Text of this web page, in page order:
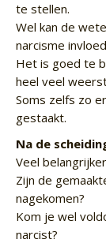
te stellen.
Wel kan de
narcisme
Het is goed te
heel veel
Soms zelfs zo
gestaakt.
Na de
Veel
Zijn de
nagekomen?
Kom je wel
narcist?